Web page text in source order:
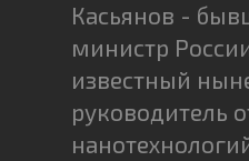
Касьянов -
министр
известный
руководитель